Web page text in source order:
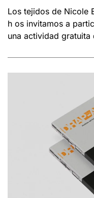
Los tejidos de Nicole
h os invitamos a
una actividad